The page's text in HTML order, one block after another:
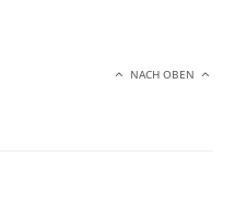
NACH OBEN